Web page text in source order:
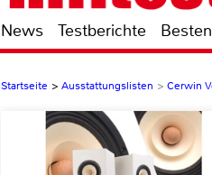
News Testberichte
Startseite > Ausstattungslisten > Cerwin